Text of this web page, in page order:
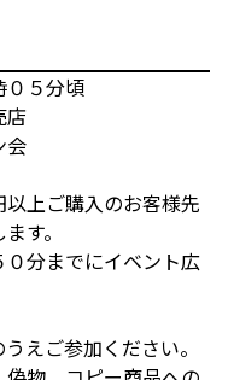
０５分頃
店
会
上ご購入のお客様先
す。
分までにイベント広
えご参加ください。